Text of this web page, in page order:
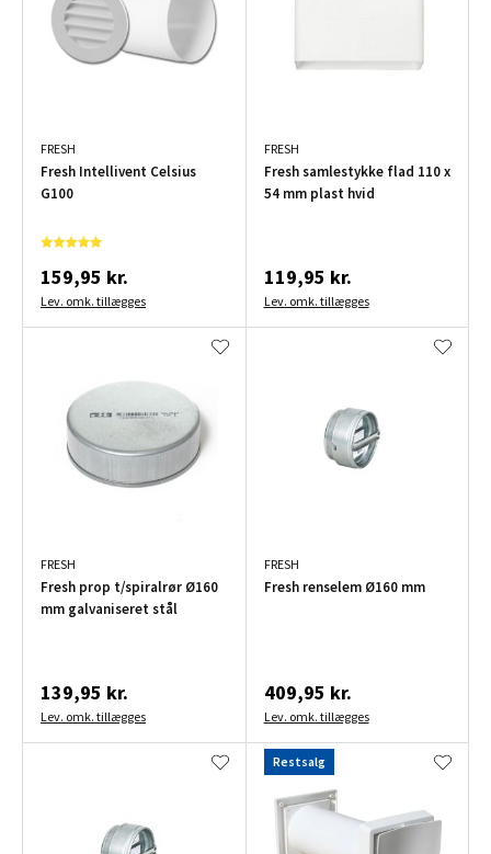
FRESH
Fresh Intellivent Celsius
G100
159,95 kr.
Lev. omk. tillægges
FRESH
Fresh samlestykke flad 110 x
54 mm plast hvid
119,95 kr.
Lev. omk. tillægges
FRESH
Fresh prop t/spiralrør Ø160
mm galvaniseret stål
139,95 kr.
Lev. omk. tillægges
FRESH
Fresh renselem Ø160 mm
409,95 kr.
Lev. omk. tillægges
Restsalg